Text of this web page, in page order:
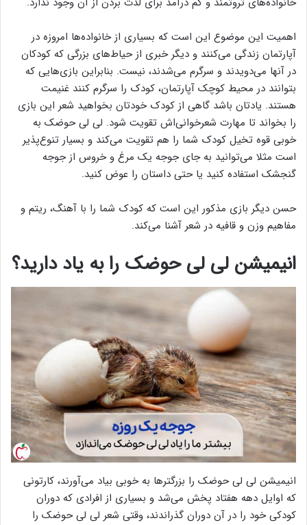
اهمیت این موضوع این است که بسیاری از خانواده‌ها امروزه در
آپارتمان زندگی می‌کنند و دیگر خبری از حیاط‌های بزرگی که کودکان
در آنها می‌دویدند و سرگرم می‌شدند، نیست. بنابراین بازی‌هایی که
بتوانند در محیط کوچک آپارتمان، کودک را سرگرم کنند غنیمت
هستند. یادتان باشد گاهی از کودک خودتان بخواهید شعر این بازی
را بخواند تا مهارت شعرخوانی‌اش تقویت شود. لی لی حوضک به
خوبی قوه تخیل کودک شما را هم تقویت می‌کند و بسیار تنوع‌پذیر
است مثلا می‌توانید به جای جوجه یک مرغ و خروس از جوجه
گنجشک استفاده کنید یا حتی داستان را عوض کنید.
حسن دیگر بازی مذکور این است که کودک شما را با آهنگ، ریتم و
مفاهیم وزن و قافیه در شعر آشنا می‌کند.
انیمیشن لی لی حوضک را به یاد دارید؟
انیمیشن لی لی حوضک را بزرگترها به خوبی بیاد می‌آورند، کارتونی
که اوایل دهه هفتاد پخش می‌شد و بسیاری از افرادی که دوران
کودکی خود را در آن دوران گذراندند، وقتی شعر لی لی حوضک را